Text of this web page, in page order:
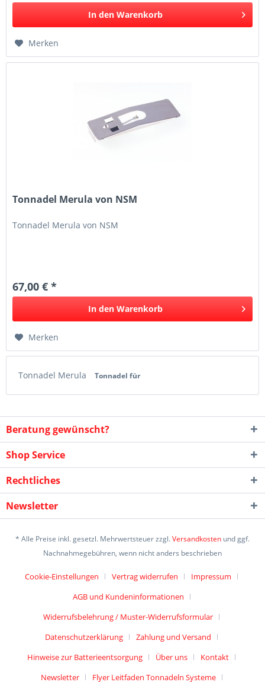
In den Warenkorb
Merken
Tonnadel Merula von NSM
Tonnadel Merula von NSM
67,00 € *
In den Warenkorb
Merken
Tonnadel Merula Tonnadel für
Beratung gewünscht?
Shop Service
Rechtliches
Newsletter
* Alle Preise inkl. gesetzl. Mehrwertsteuer zzgl.Versandkosten und ggf.
Nachnahmegebühren, wenn nicht anders beschrieben
Cookie-Einstellungen Vertrag widerrufen
Impressum
AGB und Kundeninformationen
Widerrufsbelehrung / Muster-Widerrufsformular
Datenschutzerklärung
Zahlung und Versand
Hinweise zur Batterieentsorgung
Über uns
Kontakt
Newsletter
Flyer Leitfaden Tonnadeln Systeme